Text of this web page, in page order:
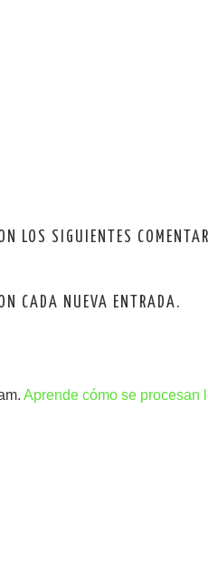
LOS SIGUIENTES
CADA NUEVA ENTRADA.
Aprende cómo se procesan